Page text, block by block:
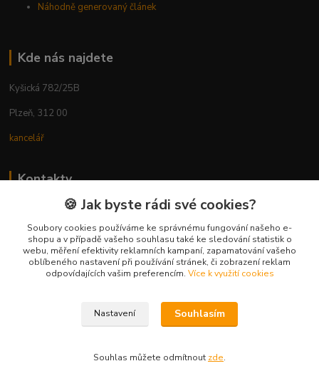
Náhodně generovaný článek
Kde nás najdete
Kyšická 782/25B
Plzeň, 312 00
kancelář
Kontakty
Ing. Michal Vaněk
+420 603 332 100
(Po-Pá, 10-17 hod.)
info@vyhodnynakup.eu
🍪 Jak byste rádi své cookies?
Soubory cookies používáme ke správnému fungování našeho e-
shopu a v případě vašeho souhlasu také ke sledování statistik o
webu, měření efektivity reklamních kampaní, zapamatování vašeho
oblíbeného nastavení při používání stránek, či zobrazení reklam
odpovídajících vašim preferencím. Více k využití cookies
Nastavení Souhlasím
Souhlas můžete odmítnout zde.